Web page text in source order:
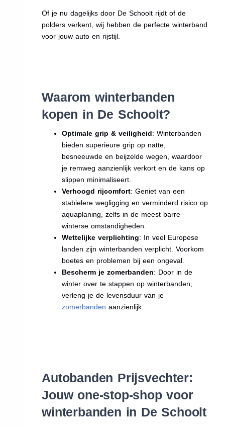
Of je nu dagelijks door De Schoolt rijdt of de
polders verkent, wij hebben de perfecte winterband
voor jouw auto en rijstijl.
Waarom winterbanden
kopen in De Schoolt?
Optimale grip & veiligheid: Winterbanden
bieden superieure grip op natte,
besneeuwde en beijzelde wegen, waardoor
je remweg aanzienlijk verkort en de kans op
slippen minimaliseert.
Verhoogd rijcomfort: Geniet van een
stabielere wegligging en verminderd risico op
aquaplaning, zelfs in de meest barre
winterse omstandigheden.
Wettelijke verplichting: In veel Europese
landen zijn winterbanden verplicht. Voorkom
boetes en problemen bij een ongeval.
Bescherm je zomerbanden: Door in de
winter over te stappen op winterbanden,
verleng je de levensduur van je
zomerbanden aanzienlijk.
Autobanden Prijsvechter:
Jouw one-stop-shop voor
winterbanden in De Schoolt